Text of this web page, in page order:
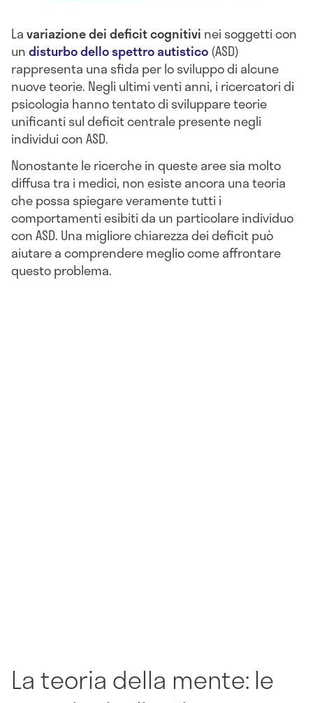
Lavariazione dei deficit cognitivi nei soggetti con
undisturbo dello spettro autistico(ASD)
rappresenta una sfida per lo sviluppo di alcune
nuove teorie. Negli ultimi venti anni, i ricercatori di
psicologia hanno tentato di sviluppare teorie
unificanti sul deficit centrale presente negli
individui con ASD.
Nonostante le ricerche in queste aree sia molto
diffusa tra i medici, non esiste ancora una teoria
che possa spiegare veramente tutti i
comportamenti esibiti da un particolare individuo
con ASD. Una migliore chiarezza dei deficit può
aiutare a comprendere meglio come affrontare
questo problema.
La teoria della mente: le